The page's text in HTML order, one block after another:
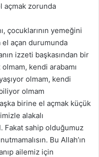
açmak zorunda
çocuklarının yemeğini
açan durumunda
izzeti başkasından bir
kendi arabamı
olmam, kendi
olmam
birine el açmak küçük
alakalı
Fakat sahip olduğumuz
Bu Allah’ın
ailemiz için